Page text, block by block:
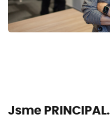
Jsme PRINCIPAL.